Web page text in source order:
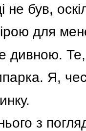
не був,
для
дивною.
Я,
з